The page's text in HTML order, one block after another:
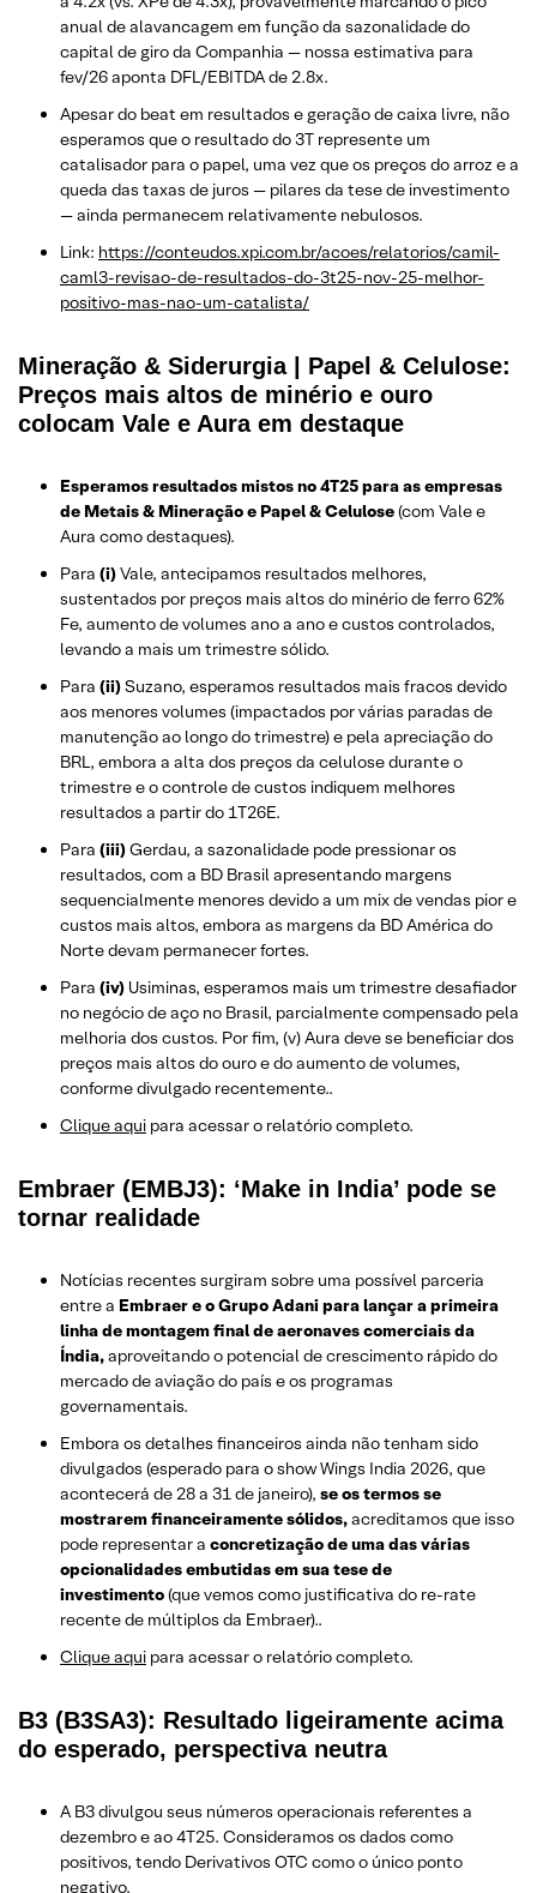
anual de alavancagem em função da sazonalidade do
capital de giro da Companhia — nossa estimativa para
fev/26 aponta DFL/EBITDA de 2.8x.
Apesar do beat em resultados e geração de caixa livre, não
esperamos que o resultado do 3T represente um
catalisador para o papel, uma vez que os preços do arroz e a
queda das taxas de juros — pilares da tese de investimento
— ainda permanecem relativamente nebulosos.
Link: https://conteudos.xpi.com.br/acoes/relatorios/camil-
caml3-revisao-de-resultados-do-3t25-nov-25-melhor-
positivo-mas-nao-um-catalista/
Mineração & Siderurgia | Papel & Celulose:
Preços mais altos de minério e ouro
colocam Vale e Aura em destaque
Esperamos resultados mistos no 4T25 para as empresas
de Metais & Mineração e Papel & Celulose(com Vale e
Aura como destaques).
Para (i)Vale, antecipamos resultados melhores,
sustentados por preços mais altos do minério de ferro 62%
Fe, aumento de volumes ano a ano e custos controlados,
levando a mais um trimestre sólido.
Para (ii)Suzano, esperamos resultados mais fracos devido
aos menores volumes (impactados por várias paradas de
manutenção ao longo do trimestre) e pela apreciação do
BRL, embora a alta dos preços da celulose durante o
trimestre e o controle de custos indiquem melhores
resultados a partir do 1T26E.
Para (iii)Gerdau, a sazonalidade pode pressionar os
resultados, com a BD Brasil apresentando margens
sequencialmente menores devido a um mix de vendas pior e
custos mais altos, embora as margens da BD América do
Norte devam permanecer fortes.
Para (iv) Usiminas, esperamos mais um trimestre desafiador
no negócio de aço no Brasil, parcialmente compensado pela
melhoria dos custos. Por fim, (v) Aura deve se beneficiar dos
preços mais altos do ouro e do aumento de volumes,
conforme divulgado recentemente..
Clique aqui para acessar o relatório completo.
Embraer (EMBJ3): ‘Make in India’ pode se
tornar realidade
Notícias recentes surgiram sobre uma possível parceria
entre a Embraer e o Grupo Adani para lançar a primeira
linha de montagem final de aeronaves comerciais da
Índia,aproveitando o potencial de crescimento rápido do
mercado de aviação do país e os programas
governamentais.
Embora os detalhes financeiros ainda não tenham sido
divulgados (esperado para o show Wings India 2026, que
acontecerá de 28 a 31 de janeiro), se os termos se
mostrarem financeiramente sólidos,acreditamos que isso
pode representar a concretização de uma das várias
opcionalidades embutidas em sua tese de
investimento(que vemos como justificativa do re-rate
recente de múltiplos da Embraer)..
Clique aqui para acessar o relatório completo.
B3 (B3SA3): Resultado ligeiramente acima
do esperado, perspectiva neutra
A B3 divulgou seus números operacionais referentes a
dezembro e ao 4T25. Consideramos os dados como
positivos, tendo Derivativos OTC como o único ponto
negativo.